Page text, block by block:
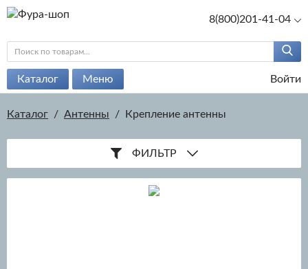
8(800)201-41-04
Каталог Меню Войти
Каталог / Антенны / Крепление антенны
ФИЛЬТР